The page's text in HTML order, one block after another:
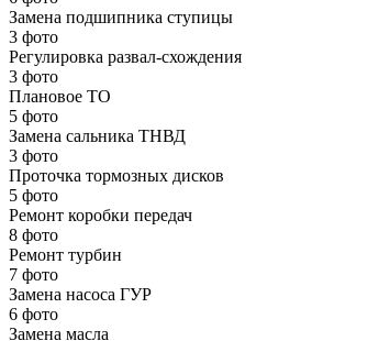
Замена подшипника ступицы
3 фото
Регулировка развал-схождения
3 фото
Плановое ТО
5 фото
Замена сальника ТНВД
3 фото
Проточка тормозных дисков
5 фото
Ремонт коробки передач
8 фото
Ремонт турбин
7 фото
Замена насоса ГУР
6 фото
Замена масла